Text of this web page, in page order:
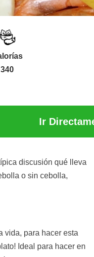
340
Ir
discusión qué lleva
o sin cebolla,
vida, para hacer esta
Ideal para hacer en